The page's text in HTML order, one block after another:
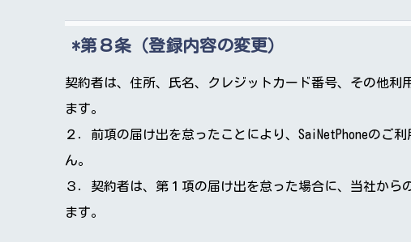
第８条（登録内容の変更）
契約者は、住所、氏名、クレジットカード番号、その他
ます。
２．前項の届け出を怠ったことにより、SaiNetPhoneのご
ん。
３．契約者は、第１項の届け出を怠った場合に、当社か
ます。